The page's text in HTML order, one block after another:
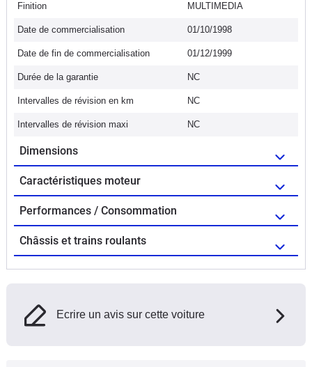
Finition MULTIMEDIA
Date de commercialisation 01/10/1998
Date de fin de commercialisation 01/12/1999
Durée de la garantie NC
Intervalles de révision en km NC
Intervalles de révision maxi NC
Dimensions
Caractéristiques moteur
Performances / Consommation
Châssis et trains roulants
Ecrire un avis sur cette voiture